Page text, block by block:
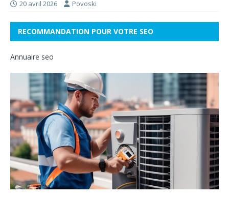
20 avril 2026 Povoski
RECOMMANDATION POUR VOTRE SEO
Annuaire seo